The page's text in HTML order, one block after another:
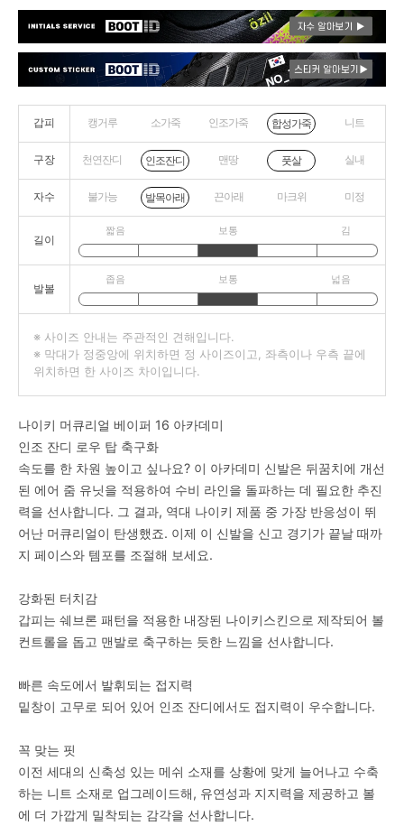
갑피 캥거루 소가죽 인조가죽 합성가죽 니트
구장 천연잔디 인조잔디 맨땅 풋살 실내
자수 불가능 발목아래 끈아래 마크위 미정
길이
짧음 보통 김
발볼
좁음 보통 넓음
※ 사이즈 안내는 주관적인 견해입니다.
※ 막대가 정중앙에 위치하면 정 사이즈이고, 좌측이나 우측 끝에
위치하면 한 사이즈 차이입니다.
나이키 머큐리얼 베이퍼 16 아카데미
인조 잔디 로우 탑 축구화
속도를 한 차원 높이고 싶나요? 이 아카데미 신발은 뒤꿈치에 개선
된 에어 줌 유닛을 적용하여 수비 라인을 돌파하는 데 필요한 추진
력을 선사합니다. 그 결과, 역대 나이키 제품 중 가장 반응성이 뛰
어난 머큐리얼이 탄생했죠. 이제 이 신발을 신고 경기가 끝날 때까
지 페이스와 템포를 조절해 보세요.
강화된 터치감
갑피는 쉐브론 패턴을 적용한 내장된 나이키스킨으로 제작되어 볼
컨트롤을 돕고 맨발로 축구하는 듯한 느낌을 선사합니다.
빠른 속도에서 발휘되는 접지력
밑창이 고무로 되어 있어 인조 잔디에서도 접지력이 우수합니다.
꼭 맞는 핏
이전 세대의 신축성 있는 메쉬 소재를 상황에 맞게 늘어나고 수축
하는 니트 소재로 업그레이드해, 유연성과 지지력을 제공하고 볼
에 더 가깝게 밀착되는 감각을 선사합니다.